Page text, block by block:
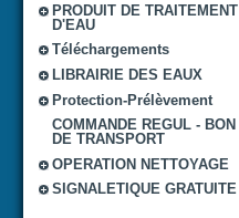
PRODUIT DE TRAITEMENT
D'EAU
Téléchargements
LIBRAIRIE DES EAUX
Protection-Prélèvement
COMMANDE REGUL - BON
DE TRANSPORT
OPERATION NETTOYAGE
SIGNALETIQUE GRATUITE